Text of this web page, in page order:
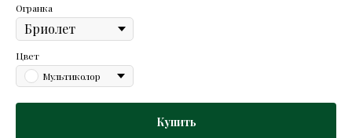
Огранка
Цвет
Мультиколор
Купить